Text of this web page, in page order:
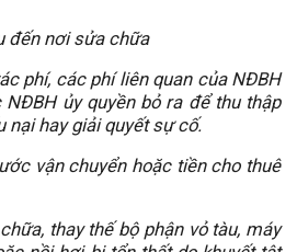
đến nơi sửa chữa
phí, các phí liên quan của NĐBH
ủy quyền bỏ ra để thu thập
nại hay giải quyết sự cố.
vận chuyển hoặc tiền cho thuê
thay thế bộ phận vỏ tàu, máy